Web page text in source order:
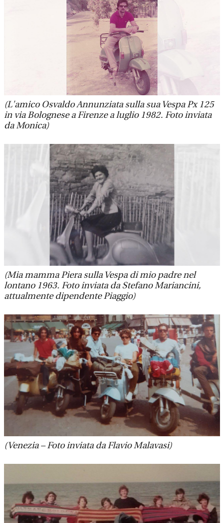
(L'amico Osvaldo Annunziata sulla sua Vespa Px 125
in via Bolognese a Firenze a luglio 1982. Foto inviata
da Monica)
(Mia mamma Piera sulla Vespa di mio padre nel
lontano 1963. Foto inviata da Stefano Mariancini,
attualmente dipendente Piaggio)
(Venezia – Foto inviata da Flavio Malavasi)